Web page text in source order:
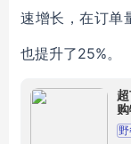
速增长，在订单
也提升了25%。